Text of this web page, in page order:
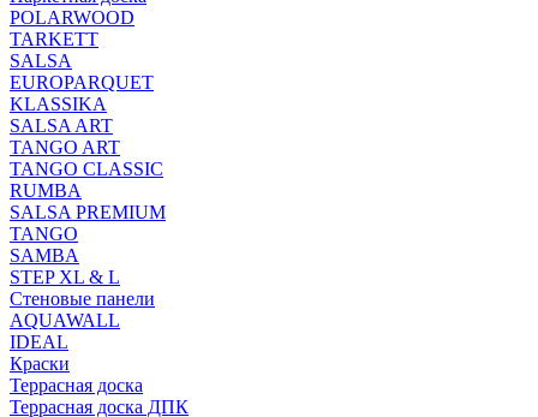
POLARWOOD
TARKETT
SALSA
EUROPARQUET
KLASSIKA
SALSA ART
TANGO ART
TANGO CLASSIC
RUMBA
SALSA PREMIUM
TANGO
SAMBA
STEP XL & L
Стеновые панели
AQUAWALL
IDEAL
Краски
Террасная доска
Террасная доска ДПК